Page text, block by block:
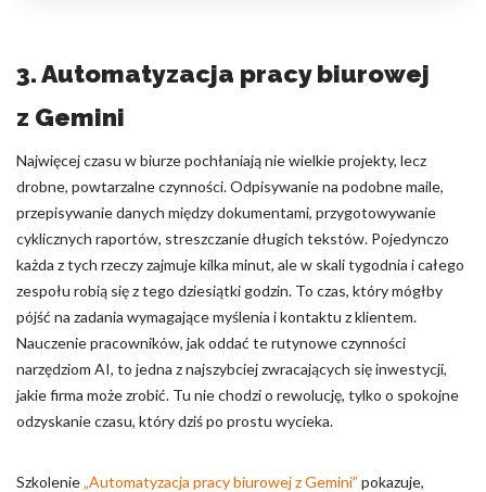
3. Automatyzacja pracy biurowej
z Gemini
Najwięcej czasu w biurze pochłaniają nie wielkie projekty, lecz
drobne, powtarzalne czynności. Odpisywanie na podobne maile,
przepisywanie danych między dokumentami, przygotowywanie
cyklicznych raportów, streszczanie długich tekstów. Pojedynczo
każda z tych rzeczy zajmuje kilka minut, ale w skali tygodnia i całego
zespołu robią się z tego dziesiątki godzin. To czas, który mógłby
pójść na zadania wymagające myślenia i kontaktu z klientem.
Nauczenie pracowników, jak oddać te rutynowe czynności
narzędziom AI, to jedna z najszybciej zwracających się inwestycji,
jakie firma może zrobić. Tu nie chodzi o rewolucję, tylko o spokojne
odzyskanie czasu, który dziś po prostu wycieka.
Szkolenie„Automatyzacja pracy biurowej z Gemini” pokazuje,